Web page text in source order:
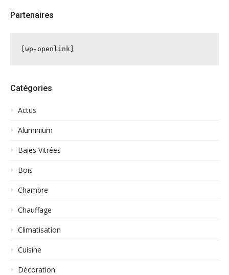
Partenaires
[wp-openlink]
Catégories
Actus
Aluminium
Baies Vitrées
Bois
Chambre
Chauffage
Climatisation
Cuisine
Décoration